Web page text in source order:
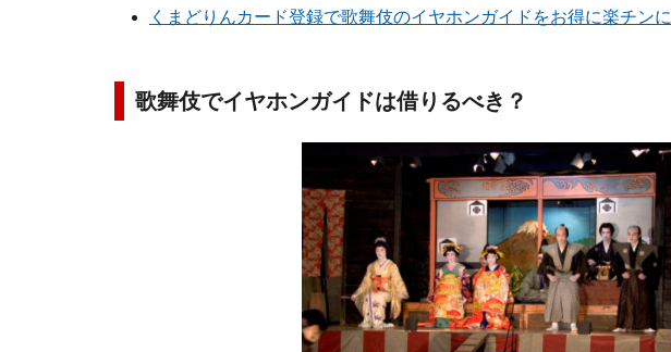
くまどりんカード登録で歌舞伎のイヤホンガイドをお得に楽チンに
歌舞伎でイヤホンガイドは借りるべき？